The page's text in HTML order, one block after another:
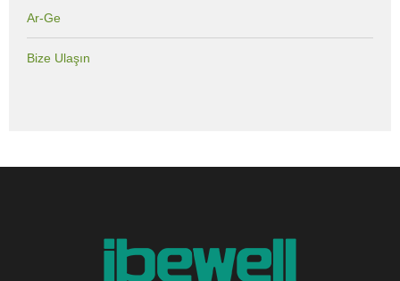
Ar-Ge
Bize Ulaşın